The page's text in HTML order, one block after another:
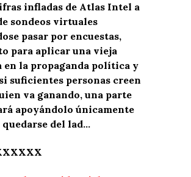
infladas de Atlas Intel a
sondeos virtuales
pasar por encuestas,
para aplicar una vieja
en la propaganda política y
suficientes personas creen
va ganando, una parte
apoyándolo únicamente
quedarse del lad…